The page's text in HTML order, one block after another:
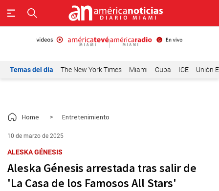
Temas del día The New York Times Miami Cuba ICE Unión
Home > Entretenimiento
10 de marzo de 2025
ALESKA GÉNESIS
Aleska Génesis arrestada tras salir de
'La Casa de los Famosos All Stars'